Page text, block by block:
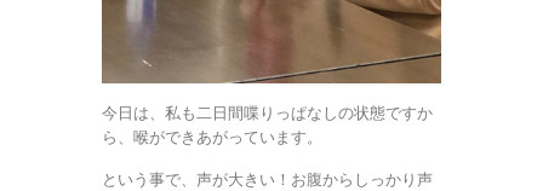
今日は、私も二日間喋りっぱなしの状態ですか
ら、喉ができあがっています。
という事で、声が大きい！お腹からしっかり声